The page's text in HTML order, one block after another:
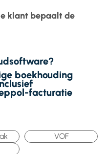
klant bepaalt de
boekhouding
facturatie
VOF